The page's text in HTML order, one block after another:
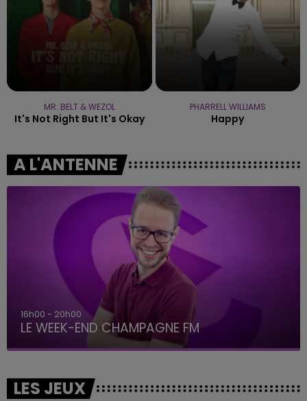
MR. BELT & WEZOL
It's Not Right But It's Okay
PHARRELL WILLIAMS
Happy
A L'ANTENNE
16h00 - 20h00
LE WEEK-END CHAMPAGNE FM
LES JEUX